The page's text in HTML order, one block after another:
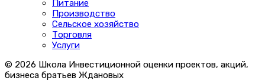
Питание
Производство
Сельское хозяйство
Торговля
Услуги
© 2026 Школа Инвестиционной оценки проектов, акций,
бизнеса братьев Ждановых